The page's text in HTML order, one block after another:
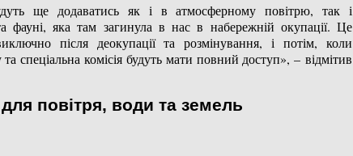
ще додаватись як і в атмосферному повітрю, так і
фауні, яка там загинула в нас в набережній окупації. Це
після деокупації та розмінування, і потім, коли
спеціальна комісія будуть мати повний доступ», – відмітив
повітря, води та земель